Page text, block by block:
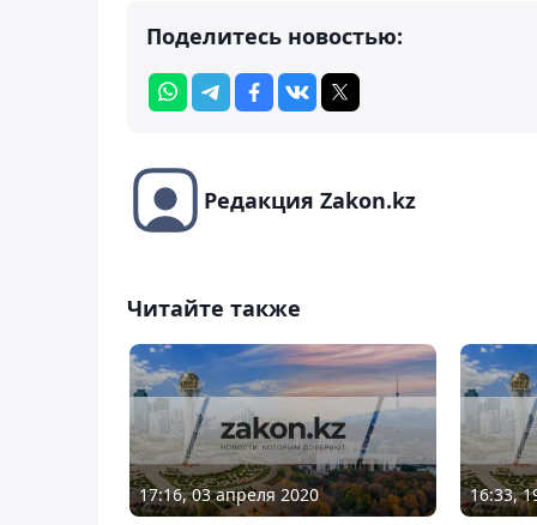
Поделитесь новостью:
Редакция Zakon.kz
Читайте также
17:16, 03 апреля 2020 16:33,